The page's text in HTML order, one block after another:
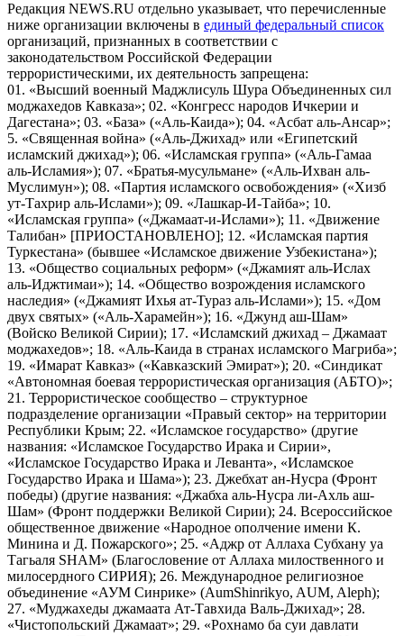
Редакция NEWS.RU отдельно указывает, что перечисленные
ниже организации включены в единый федеральный список
организаций, признанных в соответствии с
законодательством Российской Федерации
террористическими, их деятельность запрещена:
01. «Высший военный Маджлисуль Шура Объединенных сил
моджахедов Кавказа»; 02. «Конгресс народов Ичкерии и
Дагестана»; 03. «База» («Аль-Каида»); 04. «Асбат аль-Ансар»;
5. «Священная война» («Аль-Джихад» или «Египетский
исламский джихад»); 06. «Исламская группа» («Аль-Гамаа
аль-Исламия»); 07. «Братья-мусульмане» («Аль-Ихван аль-
Муслимун»); 08. «Партия исламского освобождения» («Хизб
ут-Тахрир аль-Ислами»); 09. «Лашкар-И-Тайба»; 10.
«Исламская группа» («Джамаат-и-Ислами»); 11. «Движение
Талибан» [ПРИОСТАНОВЛЕНО]; 12. «Исламская партия
Туркестана» (бывшее «Исламское движение Узбекистана»);
13. «Общество социальных реформ» («Джамият аль-Ислах
аль-Иджтимаи»); 14. «Общество возрождения исламского
наследия» («Джамият Ихья ат-Тураз аль-Ислами»); 15. «Дом
двух святых» («Аль-Харамейн»); 16. «Джунд аш-Шам»
(Войско Великой Сирии); 17. «Исламский джихад – Джамаат
моджахедов»; 18. «Аль-Каида в странах исламского Магриба»;
19. «Имарат Кавказ» («Кавказский Эмират»); 20. «Синдикат
«Автономная боевая террористическая организация (АБТО)»;
21. Террористическое сообщество – структурное
подразделение организации «Правый сектор» на территории
Республики Крым; 22. «Исламское государство» (другие
названия: «Исламское Государство Ирака и Сирии»,
«Исламское Государство Ирака и Леванта», «Исламское
Государство Ирака и Шама»); 23. Джебхат ан-Нусра (Фронт
победы) (другие названия: «Джабха аль-Нусра ли-Ахль аш-
Шам» (Фронт поддержки Великой Сирии); 24. Всероссийское
общественное движение «Народное ополчение имени К.
Минина и Д. Пожарского»; 25. «Аджр от Аллаха Субхану уа
Тагьаля SHAM» (Благословение от Аллаха милоственного и
милосердного СИРИЯ); 26. Международное религиозное
объединение «АУМ Синрике» (AumShinrikyo, AUM, Aleph);
27. «Муджахеды джамаата Ат-Тавхида Валь-Джихад»; 28.
«Чистопольский Джамаат»; 29. «Рохнамо ба суи давлати